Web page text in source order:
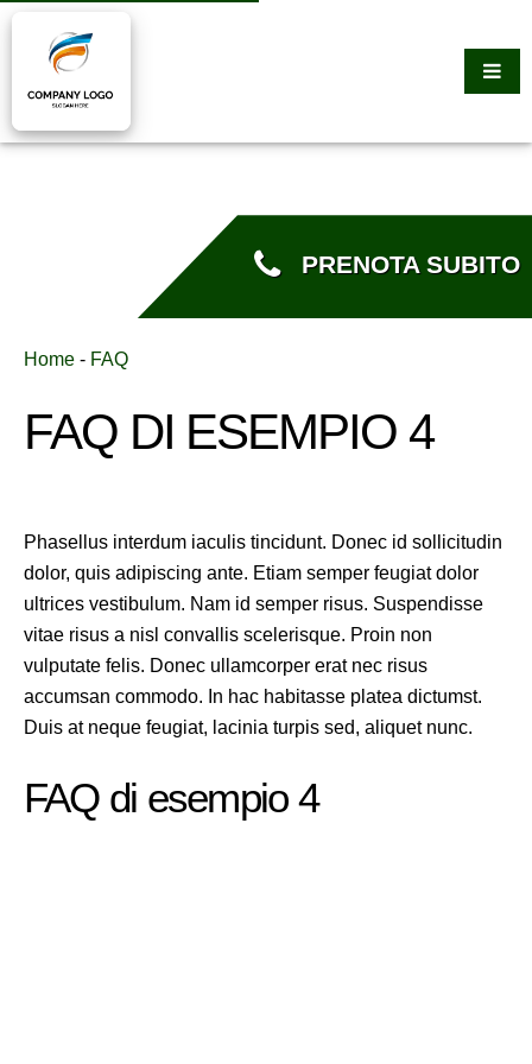
PRENOTA SUBITO
Home - FAQ
FAQ DI ESEMPIO 4
Phasellus interdum iaculis tincidunt. Donec id sollicitudin
dolor, quis adipiscing ante. Etiam semper feugiat dolor
ultrices vestibulum. Nam id semper risus. Suspendisse
vitae risus a nisl convallis scelerisque. Proin non
vulputate felis. Donec ullamcorper erat nec risus
accumsan commodo. In hac habitasse platea dictumst.
Duis at neque feugiat, lacinia turpis sed, aliquet nunc.
FAQ di esempio 4